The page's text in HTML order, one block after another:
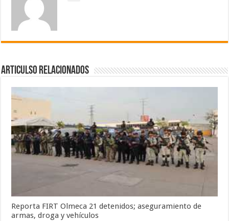
Articulso Relacionados
Reporta FIRT Olmeca 21 detenidos; aseguramiento de
armas, droga y vehículos